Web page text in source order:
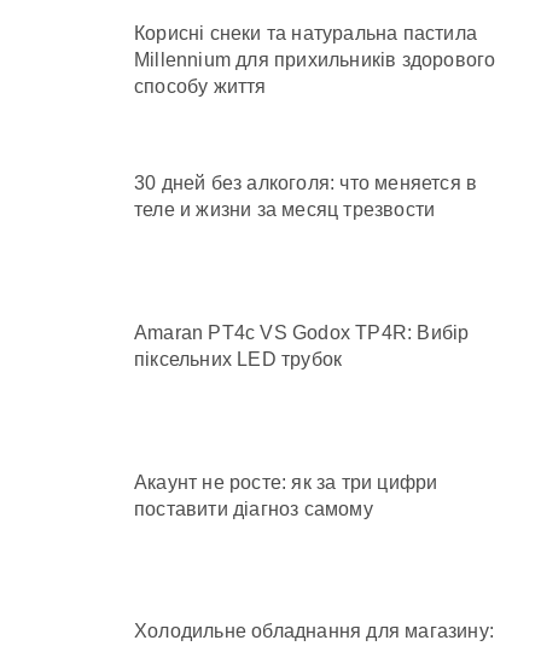
Корисні снеки та натуральна пастила
Millennium для прихильників здорового
способу життя
30 дней без алкоголя: что меняется в
теле и жизни за месяц трезвости
Amaran PT4c VS Godox TP4R: Вибір
піксельних LED трубок
Акаунт не росте: як за три цифри
поставити діагноз самому
Холодильне обладнання для магазину: